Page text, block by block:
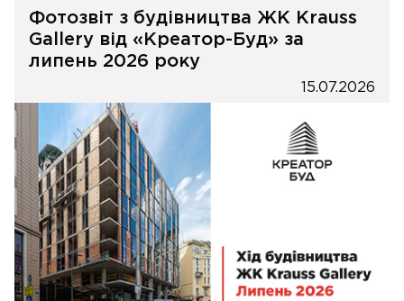
Фотозвіт з будівництва ЖК Krauss
Gallery від «Креатор-Буд» за
липень 2026 року
15.07.2026